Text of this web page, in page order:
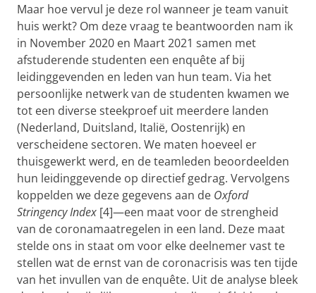
Maar hoe vervul je deze rol wanneer je team vanuit
huis werkt? Om deze vraag te beantwoorden nam ik
in November 2020 en Maart 2021 samen met
afstuderende studenten een enquête af bij
leidinggevenden en leden van hun team. Via het
persoonlijke netwerk van de studenten kwamen we
tot een diverse steekproef uit meerdere landen
(Nederland, Duitsland, Italië, Oostenrijk) en
verscheidene sectoren. We maten hoeveel er
thuisgewerkt werd, en de teamleden beoordeelden
hun leidinggevende op directief gedrag. Vervolgens
koppelden we deze gegevens aan de Oxford
Stringency Index [4]—een maat voor de strengheid
van de coronamaatregelen in een land. Deze maat
stelde ons in staat om voor elke deelnemer vast te
stellen wat de ernst van de coronacrisis was ten tijde
van het invullen van de enquête. Uit de analyse bleek